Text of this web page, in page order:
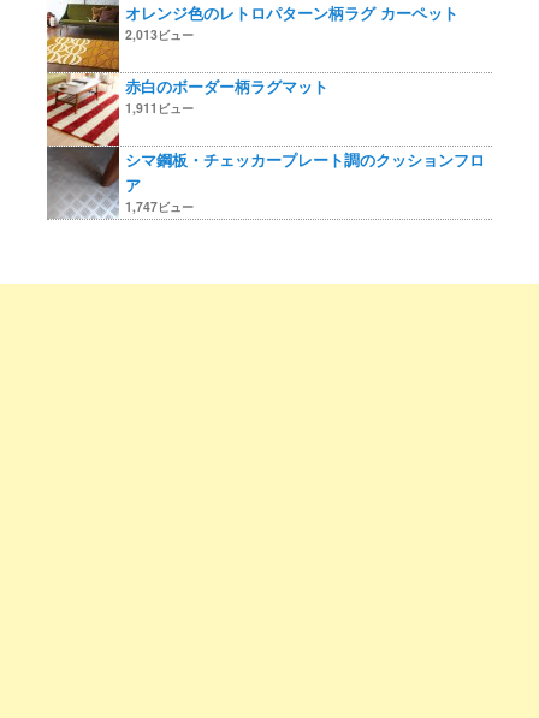
オレンジ色のレトロパターン柄ラグ カーペット
2,013ビュー
赤白のボーダー柄ラグマット
1,911ビュー
シマ鋼板・チェッカープレート調のクッションフロ
ア
1,747ビュー